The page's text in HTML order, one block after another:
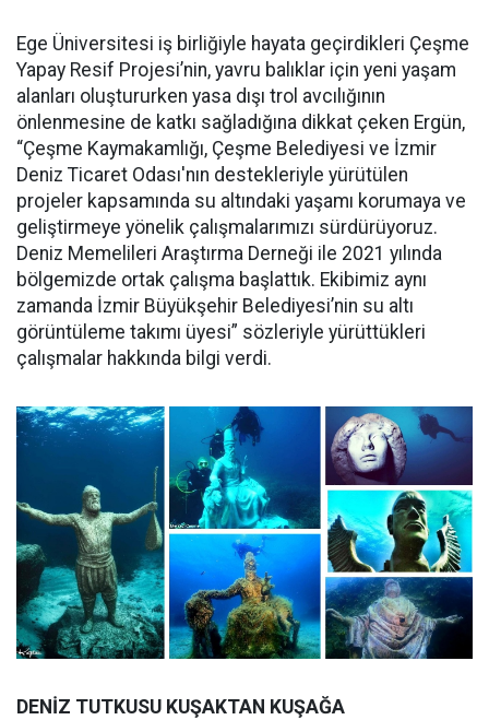
Ege Üniversitesi iş birliğiyle hayata geçirdikleri Çeşme
Yapay Resif Projesi’nin, yavru balıklar için yeni yaşam
alanları oluştururken yasa dışı trol avcılığının
önlenmesine de katkı sağladığına dikkat çeken Ergün,
“Çeşme Kaymakamlığı, Çeşme Belediyesi ve İzmir
Deniz Ticaret Odası'nın destekleriyle yürütülen
projeler kapsamında su altındaki yaşamı korumaya ve
geliştirmeye yönelik çalışmalarımızı sürdürüyoruz.
Deniz Memelileri Araştırma Derneği ile 2021 yılında
bölgemizde ortak çalışma başlattık. Ekibimiz aynı
zamanda İzmir Büyükşehir Belediyesi’nin su altı
görüntüleme takımı üyesi” sözleriyle yürüttükleri
çalışmalar hakkında bilgi verdi.
DENİZ TUTKUSU KUŞAKTAN KUŞAĞA